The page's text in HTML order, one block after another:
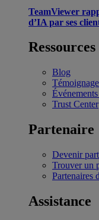
TeamViewer
d’IA par ses
Ressources
Blog
Trust Center
Partenaire
Devenir
Trouver un
Partenaires
Assistance